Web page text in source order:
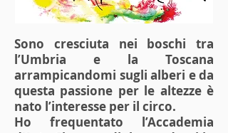
Sono cresciuta nei boschi tra
l’Umbria e la Toscana
arrampicandomi sugli alberi e da
questa passione per le altezze è
nato l’interesse per il circo.
Ho frequentato l’Accademia